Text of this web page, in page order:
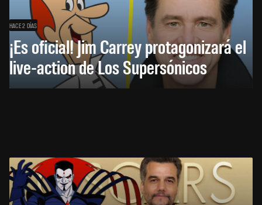
HACE 2 DÍAS
¡Es oficial! Jim Carrey protagonizará el
live-action de Los Supersónicos